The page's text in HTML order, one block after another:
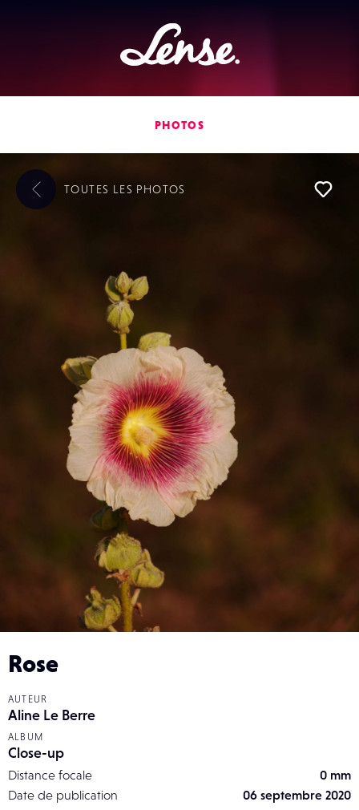
Lense
PHOTOS
Rose
AUTEUR
Aline Le Berre
ALBUM
Close-up
Distance focale
0 mm
Date de publication
06 septembre 2020
TOUTES LES PHOTOS